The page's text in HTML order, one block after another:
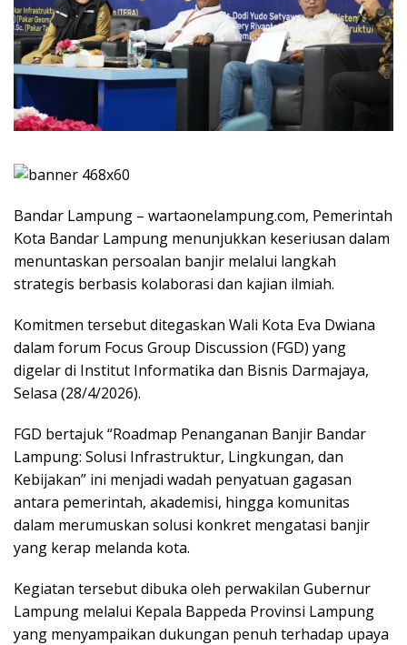
Bandar Lampung – wartaonelampung.com, Pemerintah
Kota Bandar Lampung menunjukkan keseriusan dalam
menuntaskan persoalan banjir melalui langkah
strategis berbasis kolaborasi dan kajian ilmiah.
Komitmen tersebut ditegaskan Wali Kota Eva Dwiana
dalam forum Focus Group Discussion (FGD) yang
digelar di Institut Informatika dan Bisnis Darmajaya,
Selasa (28/4/2026).
FGD bertajuk “Roadmap Penanganan Banjir Bandar
Lampung: Solusi Infrastruktur, Lingkungan, dan
Kebijakan” ini menjadi wadah penyatuan gagasan
antara pemerintah, akademisi, hingga komunitas
dalam merumuskan solusi konkret mengatasi banjir
yang kerap melanda kota.
Kegiatan tersebut dibuka oleh perwakilan Gubernur
Lampung melalui Kepala Bappeda Provinsi Lampung
yang menyampaikan dukungan penuh terhadap upaya